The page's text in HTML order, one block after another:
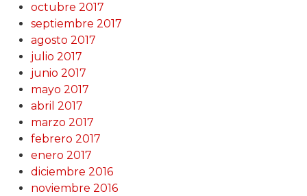
octubre 2017
septiembre 2017
agosto 2017
julio 2017
junio 2017
mayo 2017
abril 2017
marzo 2017
febrero 2017
enero 2017
diciembre 2016
noviembre 2016